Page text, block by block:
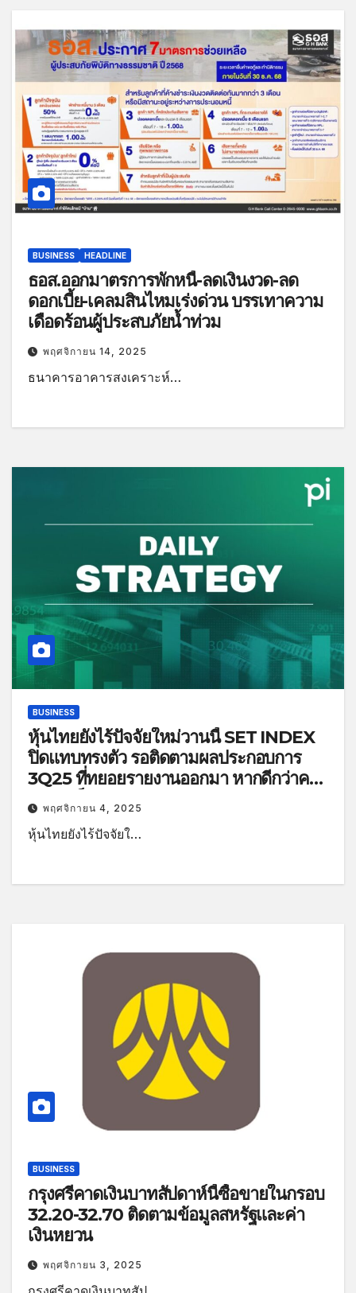
BUSINESS HEADLINE
ธอส.ออกมาตรการพักหนี้-ลดเงินงวด-ลด
ดอกเบี้ย-เคลมสินไหมเร่งด่วน บรรเทาความ
เดือดร้อนผู้ประสบภัยน้ำท่วม
พฤศจิกายน 14, 2025
ธนาคารอาคารสงเคราะห์…
BUSINESS
หุ้นไทยยังไร้ปัจจัยใหม่วานนี้ SET INDEX
ปิดแทบทรงตัว รอติดตามผลประกอบการ
3Q25 ที่ทยอยรายงานออกมา หากดีกว่าคาด
การณ์เป็นปัจจัยหนุนต่อตลาดหุ้น
พฤศจิกายน 4, 2025
หุ้นไทยยังไร้ปัจจัยใ…
BUSINESS
กรุงศรีคาดเงินบาทสัปดาห์นี้ซื้อขายในกรอบ
32.20-32.70 ติดตามข้อมูลสหรัฐและค่า
เงินหยวน
พฤศจิกายน 3, 2025